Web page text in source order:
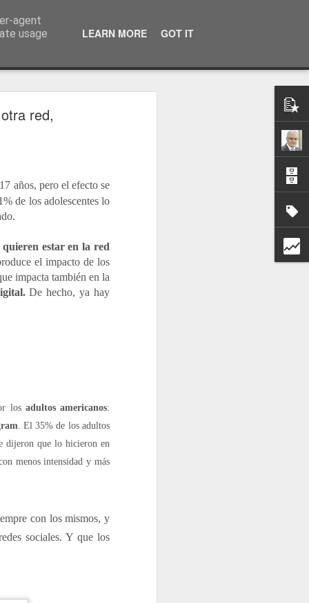
red,
años, pero el efecto se
de los adolescentes lo
estar en la red
el impacto de los
impacta también en la
De hecho, ya hay
los adultos americanos:
. El 35% de los adultos
dijeron que lo hicieron en
menos intensidad y más
con los mismos, y
sociales. Y que los
agent
usage
LEARN MORE GOT IT